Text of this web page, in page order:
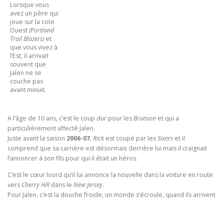
Lorsque vous
avez un père qui
joue sur la cote
Ouest(Portland
Trail Blazers) et
que vous vivez à
l’Est, il arrivait
souvent que
Jalen ne se
couche pas
avant minuit.
A l’âge de 10 ans, c’est le coup dur pour lesBrunson et qui a
particulièrement affecté Jalen.
Juste avant la saison 2006-07, Rick est coupé par lesSixers et il
comprend que sa carrière est désormais derrière lui mais il craignait
l’annoncer à son fils pour qui il était un héros.
C’est le cœur lourd qu’il lui annonce la nouvelle dans la voiture en route
vers Cherry Hilldans le New Jersey.
Pour Jalen, c’est la douche froide, un monde s’écroule, quand ils arrivent